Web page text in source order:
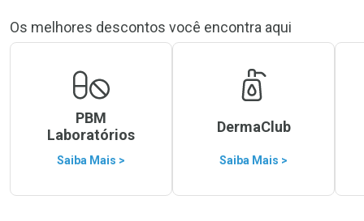
Os melhores descontos você encontra aqui
PBM
Laboratórios
Saiba Mais >
DermaClub
Saiba Mais >